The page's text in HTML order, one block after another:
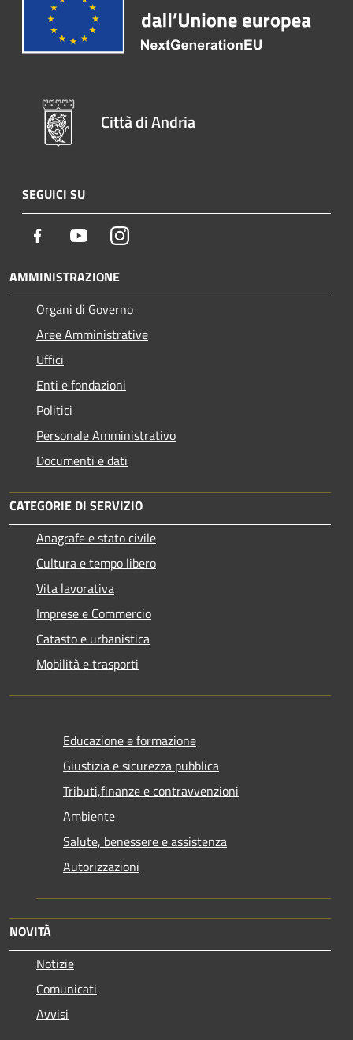
Città di Andria
SEGUICI SU
Facebook YoutubeInstagram
AMMINISTRAZIONE
Organi di Governo
Aree Amministrative
Uffici
Enti e fondazioni
Politici
Personale Amministrativo
Documenti e dati
CATEGORIE DI SERVIZIO
Anagrafe e stato civile
Cultura e tempo libero
Vita lavorativa
Imprese e Commercio
Catasto e urbanistica
Mobilità e trasporti
Educazione e formazione
Giustizia e sicurezza pubblica
Tributi,finanze e contravvenzioni
Ambiente
Salute, benessere e assistenza
Autorizzazioni
NOVITÀ
Notizie
Comunicati
Avvisi